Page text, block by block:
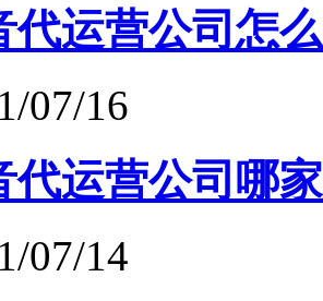
代运营公司怎
07/16
代运营公司哪
07/14